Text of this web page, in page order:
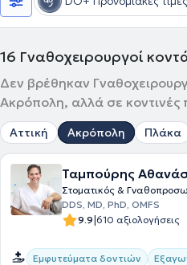
16 Γναθοχειρουργοί
Δεν βρέθηκαν
Ακρόπολη, αλλά σε κοντινές
Αττική Ακρόπολη Πλάκα
Ταμπούρης
Στοματικός &
DDS, MD, PhD, OMFS
9.9|610 αξιολογήσεις
Εμφυτεύματα δοντιών